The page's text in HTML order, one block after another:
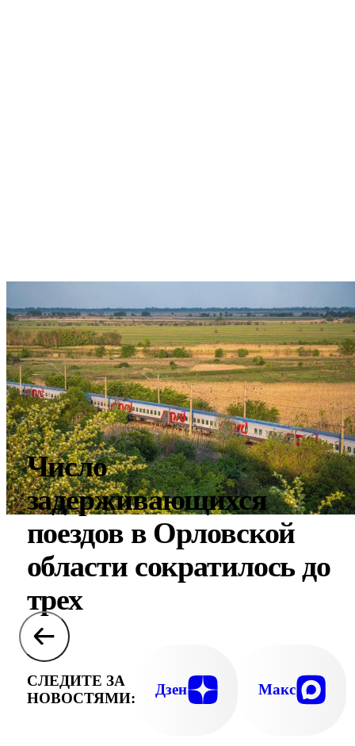
Число
задерживающихся
поездов в Орловской
области сократилось до
трех
СЛЕДИТЕ ЗА
НОВОСТЯМИ:
Дзен Макс